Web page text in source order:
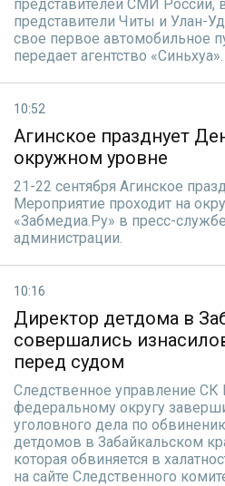
представителей СМИ России,
представители Читы и Улан-
свое первое автомобильное
передает агентство «Синьхуа».
10:52
Агинское празднует
окружном уровне
21-22 сентября Агинское
Мероприятие проходит на
«Забмедиа.Ру» в пресс-
администрации.
10:16
Директор детдома в
совершались
перед судом
Следственное управление
федеральному округу
уголовного дела по
детдомов в Забайкальском
которая обвиняется в
на сайте Следственного